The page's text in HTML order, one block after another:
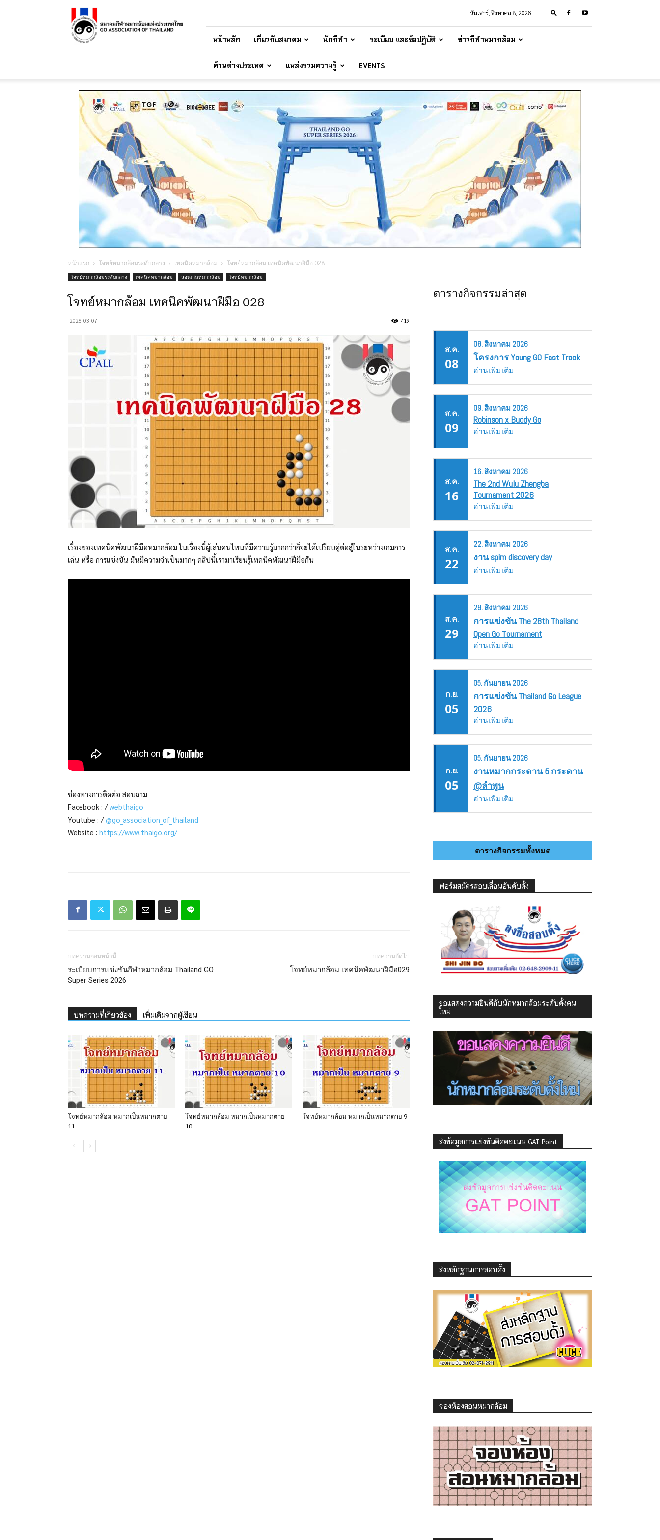
สมาคม
กีฬา
หมาก
ล้อม
วันเสาร์, สิงหาคม 8, 2026
หน้าหลัก เกี่ยวกับสมาคม นักกีฬา ระเบียบ และข้อปฏิบัติ ข่าวกีฬาหมากล้อม
ด้านต่างประเทศ แหล่งรวมความรู้ EVENTS
หน้าแรก โจทย์หมากล้อมระดับกลาง เทคนิคหมากล้อม โจทย์หมากล้อม เทคนิคพัฒนาฝีมือ 028
โจทย์หมากล้อมระดับกลาง เทคนิคหมากล้อม สอนเล่นหมากล้อม โจทย์หมากล้อม
โจทย์หมากล้อม เทคนิคพัฒนาฝีมือ 028
2026-03-07 419
เรื่องของเทคนิคพัฒนาฝีมือหมากล้อม ในเรื่องนี้ผู้เล่นคนไหนที่มีความรู้มากกว่าก็จะได้เปรียบคู่ต่อสู้ในระหว่างเกมการ
เล่น หรือ การแข่งขัน มันมีความจำเป็นมากๆ คลิปนี้เรามาเรียนรู้เทคนิคพัฒนาฝีมือกัน
ช่องทางการติดต่อ สอบถาม
Facebook : /webthaigo
Youtube : /@go_association_of_thailand
Website : https://www.thaigo.org/
บทความก่อนหน้านี้
ระเบียบการแข่งขันกีฬาหมากล้อม Thailand GO
Super Series 2026
บทความถัดไป
โจทย์หมากล้อม เทคนิคพัฒนาฝีมือ029
บทความที่เกี่ยวข้อง เพิ่มเติมจากผู้เขียน
โจทย์หมากล้อม หมากเป็นหมากตาย
11
โจทย์หมากล้อม หมากเป็นหมากตาย
10
โจทย์หมากล้อม หมากเป็นหมากตาย 9
ตารางกิจกรรมล่าสุด
ส.ค.
08
08.สิงหาคม 2026
โครงการ Young GO Fast Track
อ่านเพิ่มเติม
ส.ค.
09
09.สิงหาคม 2026
Robinson x Buddy Go
อ่านเพิ่มเติม
ส.ค.
16
16.สิงหาคม 2026
The 2nd Wulu Zhengba
Tournament 2026
อ่านเพิ่มเติม
ส.ค.
22
22.สิงหาคม 2026
งาน spim discovery day
อ่านเพิ่มเติม
ส.ค.
29
29.สิงหาคม 2026
การแข่งขัน The 28th Thailand
Open Go Tournament
อ่านเพิ่มเติม
ก.ย.
05
05. กันยายน2026
การแข่งขัน Thailand Go League
2026
อ่านเพิ่มเติม
ก.ย.
05
05. กันยายน2026
งานหมากกระดาน 5 กระดาน
@ลำพูน
อ่านเพิ่มเติม
ตารางกิจกรรมทั้งหมด
ฟอร์มสมัครสอบเลื่อนอันดับดั้ง
ขอแสดงความยินดีกับนักหมากล้อมระดับดั้งคน
ใหม่
ส่งข้อมูลการแข่งขันคิดคะแนน GAT Point
ส่งหลักฐานการสอบดั้ง
จองห้องสอนหมากล้อม